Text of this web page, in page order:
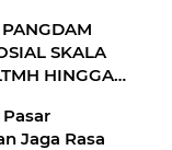
SKALA
HINGGA
Jaga Rasa